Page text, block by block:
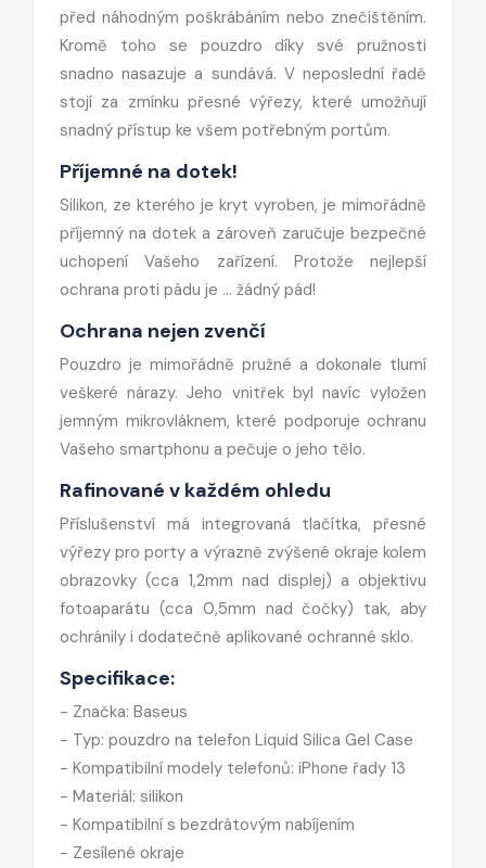
před náhodným poškrábáním nebo znečištěním.
Kromě toho se pouzdro díky své pružnosti
snadno nasazuje a sundává. V neposlední řadě
stojí za zmínku přesné výřezy, které umožňují
snadný přístup ke všem potřebným portům.
Příjemné na dotek!
Silikon, ze kterého je kryt vyroben, je mimořádně
příjemný na dotek a zároveň zaručuje bezpečné
uchopení Vašeho zařízení. Protože nejlepší
ochrana proti pádu je ... žádný pád!
Ochrana nejen zvenčí
Pouzdro je mimořádně pružné a dokonale tlumí
veškeré nárazy. Jeho vnitřek byl navíc vyložen
jemným mikrovláknem, které podporuje ochranu
Vašeho smartphonu a pečuje o jeho tělo.
Rafinované v každém ohledu
Příslušenství má integrovaná tlačítka, přesné
výřezy pro porty a výrazně zvýšené okraje kolem
obrazovky (cca 1,2mm nad displej) a objektivu
fotoaparátu (cca 0,5mm nad čočky) tak, aby
ochránily i dodatečně aplikované ochranné sklo.
Specifikace:
- Značka: Baseus
- Typ: pouzdro na telefon Liquid Silica Gel Case
- Kompatibilní modely telefonů: iPhone řady 13
- Materiál: silikon
- Kompatibilní s bezdrátovým nabíjením
- Zesílené okraje